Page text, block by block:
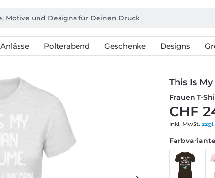
Anlässe Polterabend Geschenke Designs
This Is
Frauen T-
CHF
inkl. MwSt.